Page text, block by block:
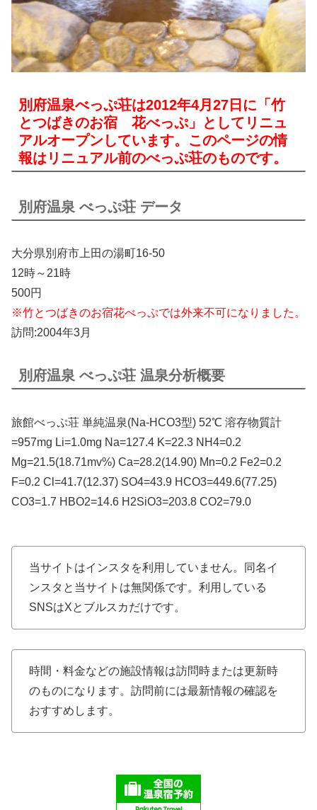
別府温泉べっぷ荘は2012年4月27日に「竹
とつばきのお宿 花べっぷ」としてリニュ
アルオープンしています。このページの情
報はリニュアル前のべっぷ荘のものです。
別府温泉 べっぷ荘 データ
大分県別府市上田の湯町16-50
12時～21時
500円
※竹とつばきのお宿花べっぷでは外来不可になりました。
訪問:2004年3月
別府温泉 べっぷ荘 温泉分析概要
旅館べっぷ荘 単純温泉(Na-HCO3型) 52℃ 溶存物質計
=957mg Li=1.0mg Na=127.4 K=22.3 NH4=0.2
Mg=21.5(18.71mv%) Ca=28.2(14.90) Mn=0.2 Fe2=0.2
F=0.2 Cl=41.7(12.37) SO4=43.9 HCO3=449.6(77.25)
CO3=1.7 HBO2=14.6 H2SiO3=203.8 CO2=79.0
当サイトはインスタを利用していません。同名イ
ンスタと当サイトは無関係です。利用している
SNSはXとブルスカだけです。
時間・料金などの施設情報は訪問時または更新時
のものになります。訪問前には最新情報の確認を
おすすめします。